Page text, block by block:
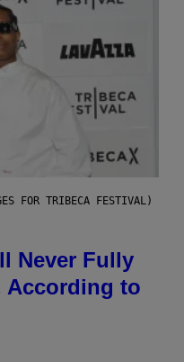
FOR TRIBECA FESTIVAL)
Never Fully
According to